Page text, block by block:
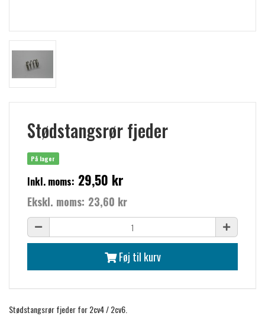
Stødstangsrør fjeder
På lager
Inkl. moms: 29,50 kr
Ekskl. moms: 23,60 kr
Føj til kurv
Stødstangsrør fjeder for 2cv4 / 2cv6.